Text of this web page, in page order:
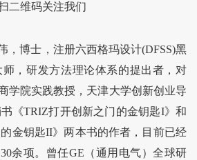
二维码关注我们
，博士，注册六西格玛设计(DFSS)黑
，研发方法理论体系的提出者，对
学院实践教授，天津大学创新创业导
《TRIZ打开创新之门的金钥匙I》和
的金钥匙II》两本书的作者，目前已经
余项。曾任GE（通用电气）全球研